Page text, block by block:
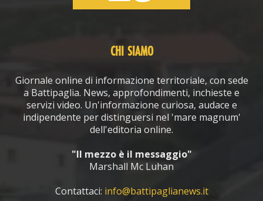
CHI SIAMO
Giornale online di informazione territoriale, con sede
a Battipaglia. News, approfondimenti, inchieste e
servizi video. Un'informazione curiosa, audace e
indipendente per distinguersi nel 'mare magnum'
dell'editoria online.
"Il mezzo è il messaggio"
Marshall Mc Luhan
Contattaci: info@battipaglianews.it